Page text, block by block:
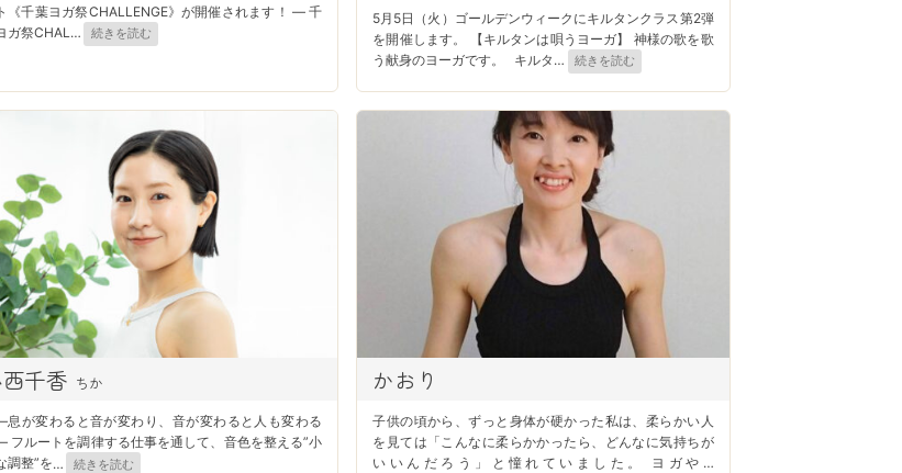
t
h
r
《千葉ヨガ祭CHALLENGE》が開催されます！ — 千
ガ祭CHAL… 続きを読む
o
s
t
e
u
t
o
r
5月5日（火）ゴールデンウィークにキルタンクラス第2弾
を開催します。 【キルタンは唄うヨーガ】 神様の歌を歌
う献身のヨーガです。 キルタ … 続きを読む
千香 ちか
が変わると音が変わり、音が変わると人も変わる
ルートを調律する仕事を通して、音色を整える”小
調整”を… 続きを読む
かおり
子供の頃から、ずっと身体が硬かった私は、柔らかい人
を見ては「こんなに柔らかかったら、どんなに気持ちが
いいんだろう」と憧れていました。 ヨガや …